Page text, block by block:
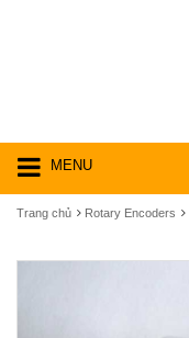
MENU
Trang chủ Rotary Encoders